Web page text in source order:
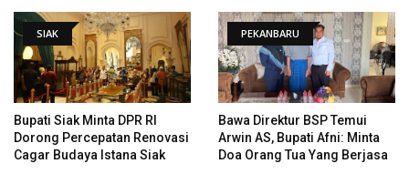
SIAK
Bupati Siak Minta DPR RI
Dorong Percepatan Renovasi
Cagar Budaya Istana Siak
PEKANBARU
Bawa Direktur BSP Temui
Arwin AS, Bupati Afni: Minta
Doa Orang Tua Yang Berjasa